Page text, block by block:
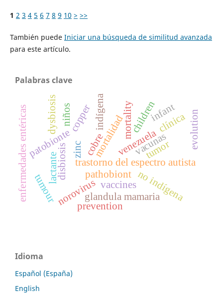
1 2 3 4 5 6 7 8 9 10 > >>
También puede Iniciar una búsqueda de similitud avanzada
para este artículo.
Palabras clave
trastorno del espectro autista
cobre
zinc
disbiosis
patobionte
copper
dysbiosis
pathobiont
mortalidad
indígena
no indígena
niños
venezuela
mortalitychildren
enfermedades entéricas vacunas
norovirus vaccines
tumor
glandula mamaria
lactante
tumour
infant
clínicaevolution
prevention
Idioma
Español (España)
English